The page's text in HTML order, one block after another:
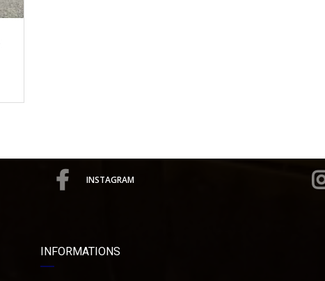
INSTAGRAM
INFORMATIONS